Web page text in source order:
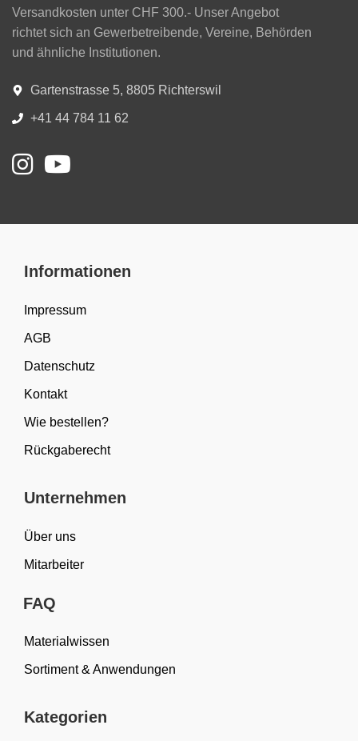
Versandkosten unter CHF 300.- Unser Angebot
richtet sich an Gewerbetreibende, Vereine, Behörden
und ähnliche Institutionen.
Gartenstrasse 5, 8805 Richterswil
+41 44 784 11 62
Informationen
Impressum
AGB
Datenschutz
Kontakt
Wie bestellen?
Rückgaberecht
Unternehmen
Über uns
Mitarbeiter
FAQ
Materialwissen
Sortiment & Anwendungen
Kategorien